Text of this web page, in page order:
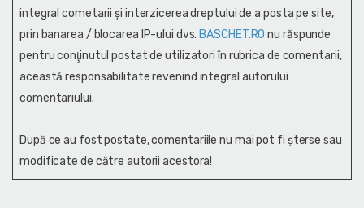
integral cometarii și interzicerea dreptului de a posta pe site,
prin banarea / blocarea IP-ului dvs. BASCHET.RO nu răspunde
pentru conţinutul postat de utilizatori în rubrica de comentarii,
această responsabilitate revenind integral autorului
comentariului.
După ce au fost postate, comentariile nu mai pot fi șterse sau
modificate de către autorii acestora!